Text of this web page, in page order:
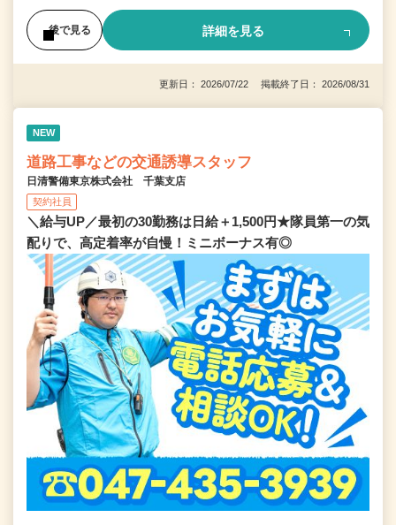
後で見る 詳細を見る
更新日： 2026/07/22 掲載終了日： 2026/08/31
NEW
道路工事などの交通誘導スタッフ
日清警備東京株式会社 千葉支店
契約社員
＼給与UP／最初の30勤務は日給＋1,500円★隊員第一の気
配りで、高定着率が自慢！ミニボーナス有◎